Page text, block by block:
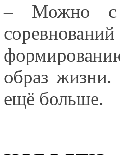
– Можно
образ жизни.
ещё больше.